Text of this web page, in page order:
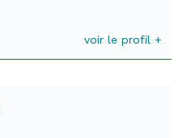
voir le profil +